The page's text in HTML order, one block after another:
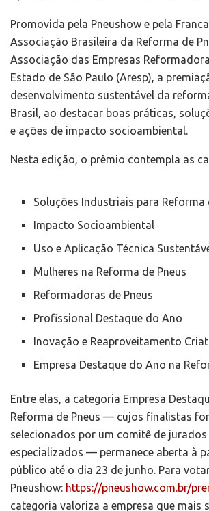
Promovida pela Pneushow e pela
Associação Brasileira da Reforma de
Associação das Empresas
Estado de São Paulo (Aresp), a
desenvolvimento sustentável da
Brasil, ao destacar boas práticas,
e ações de impacto socioambiental.
Nesta edição, o prêmio contempla as
Soluções Industriais para Reforma
Impacto Socioambiental
Uso e Aplicação Técnica
Mulheres na Reforma de Pneus
Reformadoras de Pneus
Profissional Destaque do Ano
Inovação e Reaproveitamento
Empresa Destaque do Ano na
Entre elas, a categoria Empresa
Reforma de Pneus — cujos finalistas
selecionados por um comitê de
especializados — permanece aberta à
público até o dia 23 de junho. Para
Pneushow: https://pneushow.com.br/
categoria valoriza a empresa que mais